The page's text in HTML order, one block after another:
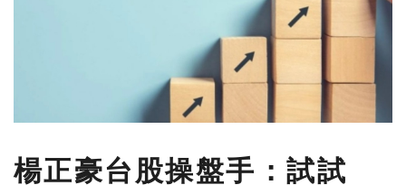
楊正豪台股操盤手：試試